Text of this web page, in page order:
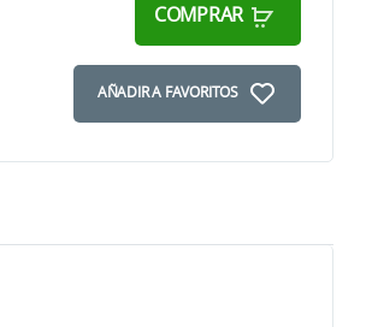
COMPRAR
AÑADIR A FAVORITOS